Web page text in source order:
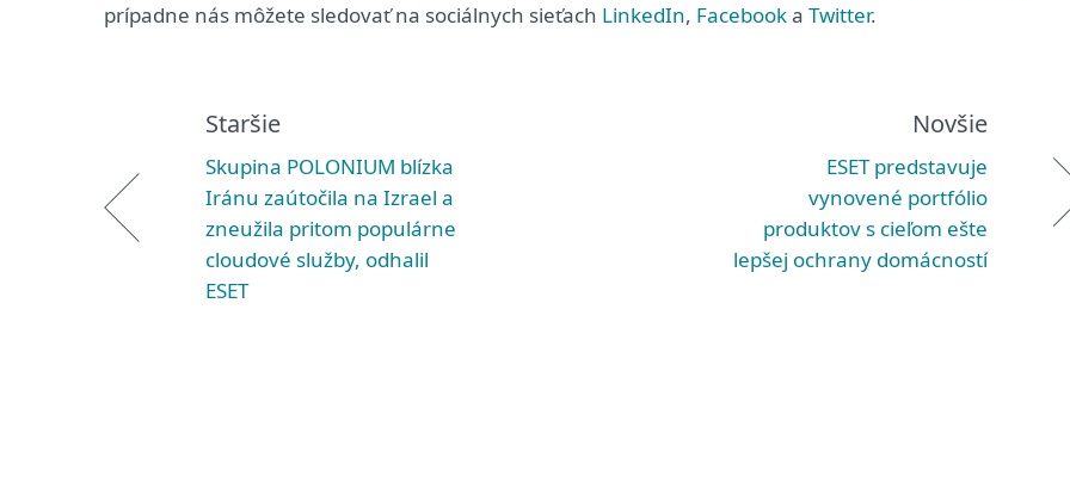
prípadne nás môžete sledovať na sociálnych sieťach LinkedIn, Facebooka Twitter.
Staršie
Skupina POLONIUM blízka
Iránu zaútočila na Izrael a
zneužila pritom populárne
cloudové služby, odhalil
ESET
Novšie
ESET predstavuje
vynovené portfólio
produktov s cieľom ešte
lepšej ochrany domácností